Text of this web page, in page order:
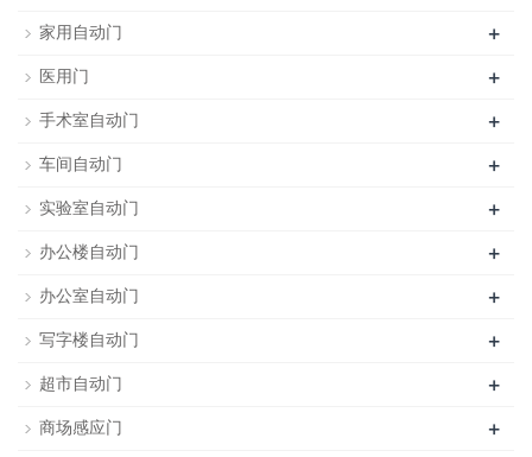
家用自动门 +
医用门 +
手术室自动门 +
车间自动门 +
实验室自动门 +
办公楼自动门 +
办公室自动门 +
写字楼自动门 +
超市自动门 +
商场感应门 +